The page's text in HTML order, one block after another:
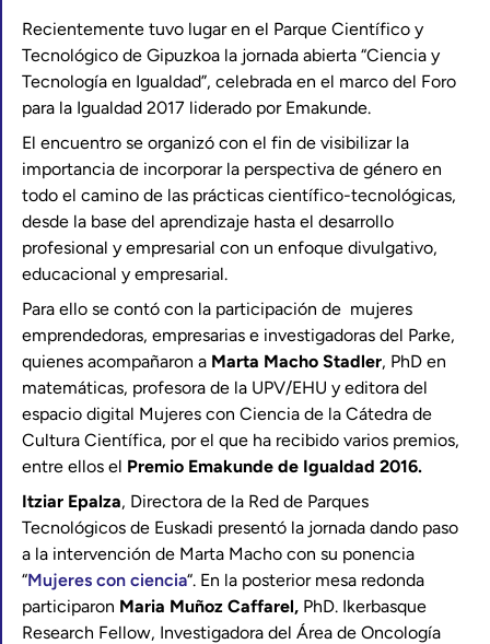
Recientemente tuvo lugar en el Parque Científico y
Tecnológico de Gipuzkoa la jornada abierta “Ciencia y
Tecnología en Igualdad”, celebrada en el marco del Foro
para la Igualdad 2017 liderado por Emakunde.
El encuentro se organizó con el fin de visibilizar la
importancia de incorporar la perspectiva de género en
todo el camino de las prácticas científico-tecnológicas,
desde la base del aprendizaje hasta el desarrollo
profesional y empresarial con un enfoque divulgativo,
educacional y empresarial.
Para ello se contó con la participación de mujeres
emprendedoras, empresarias e investigadoras del Parke,
quienes acompañaron a Marta Macho Stadler, PhD en
matemáticas, profesora de la UPV/EHU y editora del
espacio digital Mujeres con Ciencia de la Cátedra de
Cultura Científica, por el que ha recibido varios premios,
entre ellos el Premio Emakunde de Igualdad 2016.
Itziar Epalza, Directora de la Red de Parques
Tecnológicos de Euskadi presentó la jornada dando paso
a la intervención de Marta Macho con su ponencia
“Mujeres con ciencia“. En la posterior mesa redonda
participaron Maria Muñoz Caffarel, PhD. Ikerbasque
Research Fellow, Investigadora del Área de Oncología